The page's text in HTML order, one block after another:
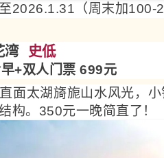
2026.1.31（周末加100-
湾 史低
+双人门票 699元
面太湖旖旎山水风光，
构。350元一晚简直了！